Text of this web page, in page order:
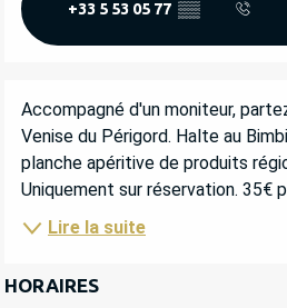
+33 5 53 05 77 ▒▒
DESCRIPTION
Accompagné d'un moniteur,
Venise du Périgord. Halte au
planche apéritive de produits
Uniquement sur réservation. 35€
Lire la suite
HORAIRES